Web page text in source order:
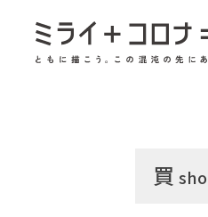
買